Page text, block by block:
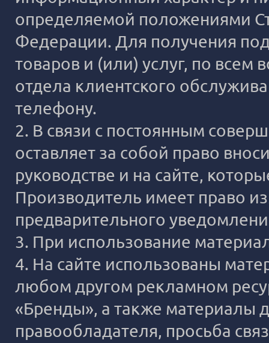
определяемой положениями
Федерации. Для получения
товаров и (или) услуг, по
отдела клиентского
телефону.
2. В связи с постоянным
оставляет за собой право
руководстве и на сайте,
Производитель имеет право
предварительного
3. При использование
4. На сайте использованы
любом другом рекламном
«Бренды», а также материалы
правообладателя, просьба